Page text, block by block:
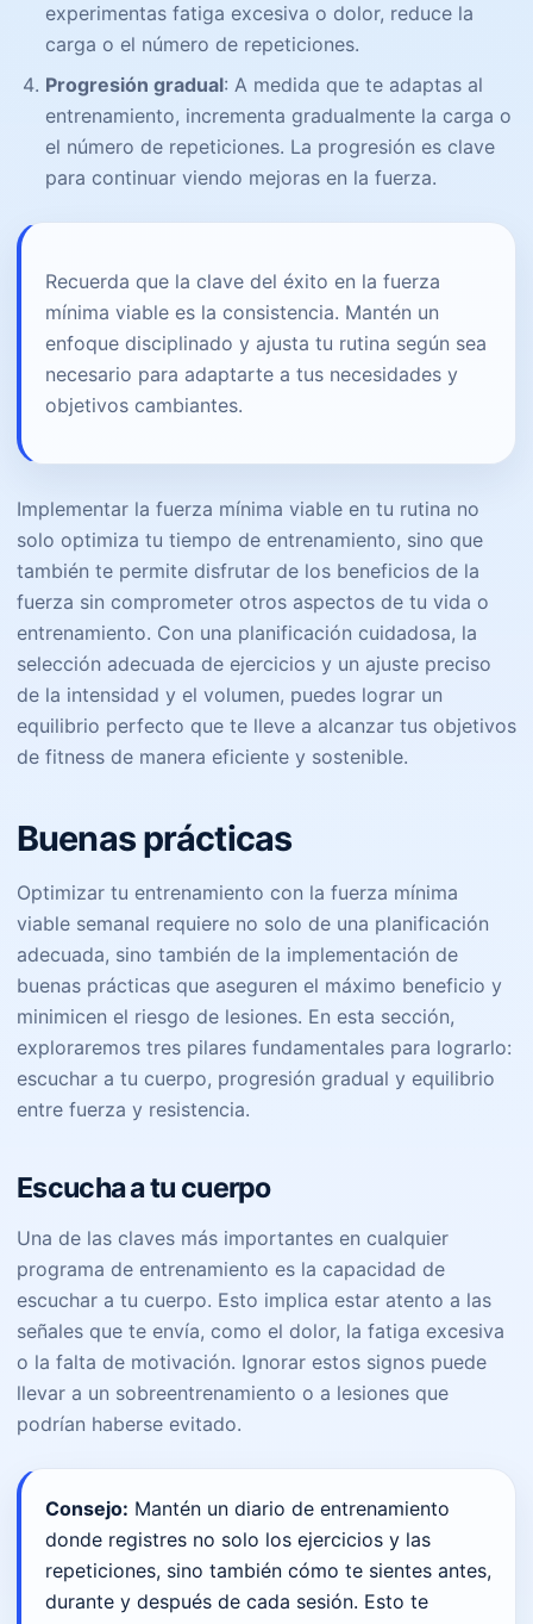
experimentas fatiga excesiva o dolor, reduce la
carga o el número de repeticiones.
Progresión gradual: A medida que te adaptas al
entrenamiento, incrementa gradualmente la carga o
el número de repeticiones. La progresión es clave
para continuar viendo mejoras en la fuerza.
Recuerda que la clave del éxito en la fuerza
mínima viable es la consistencia. Mantén un
enfoque disciplinado y ajusta tu rutina según sea
necesario para adaptarte a tus necesidades y
objetivos cambiantes.
Implementar la fuerza mínima viable en tu rutina no
solo optimiza tu tiempo de entrenamiento, sino que
también te permite disfrutar de los beneficios de la
fuerza sin comprometer otros aspectos de tu vida o
entrenamiento. Con una planificación cuidadosa, la
selección adecuada de ejercicios y un ajuste preciso
de la intensidad y el volumen, puedes lograr un
equilibrio perfecto que te lleve a alcanzar tus objetivos
de fitness de manera eficiente y sostenible.
Buenas prácticas
Optimizar tu entrenamiento con la fuerza mínima
viable semanal requiere no solo de una planificación
adecuada, sino también de la implementación de
buenas prácticas que aseguren el máximo beneficio y
minimicen el riesgo de lesiones. En esta sección,
exploraremos tres pilares fundamentales para lograrlo:
escuchar a tu cuerpo, progresión gradual y equilibrio
entre fuerza y resistencia.
Escucha a tu cuerpo
Una de las claves más importantes en cualquier
programa de entrenamiento es la capacidad de
escuchar a tu cuerpo. Esto implica estar atento a las
señales que te envía, como el dolor, la fatiga excesiva
o la falta de motivación. Ignorar estos signos puede
llevar a un sobreentrenamiento o a lesiones que
podrían haberse evitado.
Consejo: Mantén un diario de entrenamiento
donde registres no solo los ejercicios y las
repeticiones, sino también cómo te sientes antes,
durante y después de cada sesión. Esto te